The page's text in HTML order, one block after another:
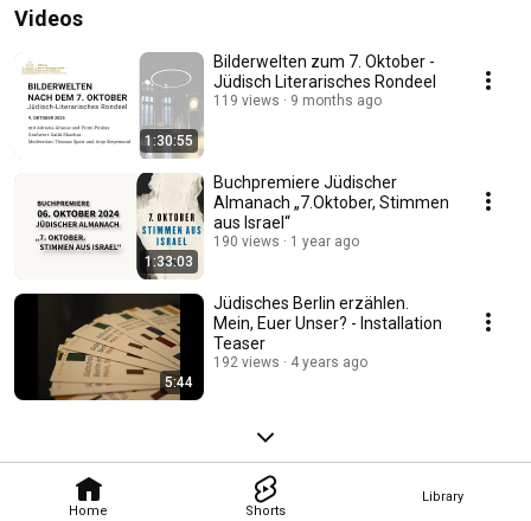
Home Shorts
Library
Videos
1:30:55
Bilderwelten zum 7. Oktober -
Jüdisch Literarisches Rondeel
119 views 9 months ago
1:33:03
Buchpremiere Jüdischer
Almanach „7.Oktober, Stimmen
aus Israel“
190 views 1 year ago
5:44
Jüdisches Berlin erzählen.
Mein, Euer Unser? - Installation
Teaser
192 views 4 years ago